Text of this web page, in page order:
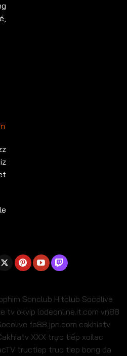
Sonclub Hitclub Socolive
tv okvip lodeonline.it.com vn88
fo88.jpn.com cakhiatv
XXX trực tiếp xoilac
tructiep truc tiep bong da